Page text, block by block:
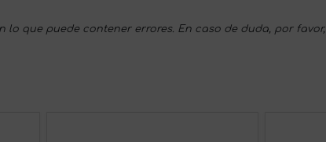
que puede contener errores. En caso de duda, por favor,